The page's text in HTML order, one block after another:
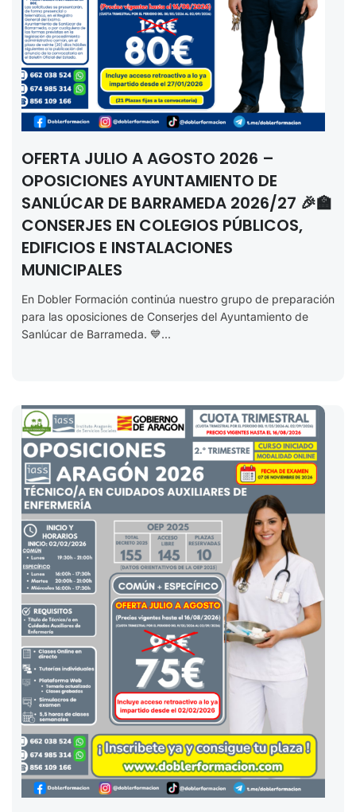
OFERTA JULIO A AGOSTO 2026 –
OPOSICIONES AYUNTAMIENTO DE
SANLÚCAR DE BARRAMEDA 2026/27 🎉🏫
CONSERJES EN COLEGIOS PÚBLICOS,
EDIFICIOS E INSTALACIONES
MUNICIPALES
En Dobler Formación continúa nuestro grupo de preparación
para las oposiciones de Conserjes del Ayuntamiento de
Sanlúcar de Barrameda. 💙...